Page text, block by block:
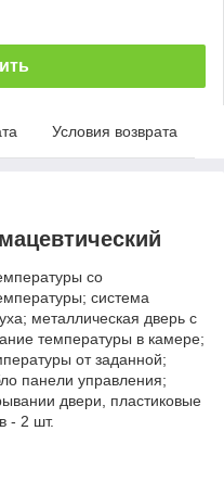
Условия возврата
со
система
металлическая дверь с
температуры в камере;
от заданной;
панели управления;
двери, пластиковые
- 2 шт.